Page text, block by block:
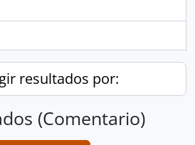
resultados por:
(Comentario)